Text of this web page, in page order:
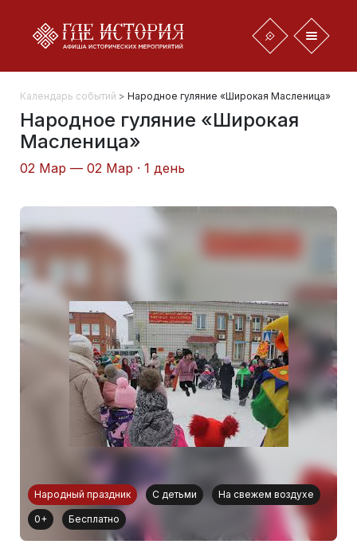
Календарь событий > Народное гуляние «Широкая Масленица»
Народное гуляние «Широкая
Масленица»
02 Мар — 02 Мар · 1 день
Народный праздник С детьми На свежем воздухе
0+ Бесплатно